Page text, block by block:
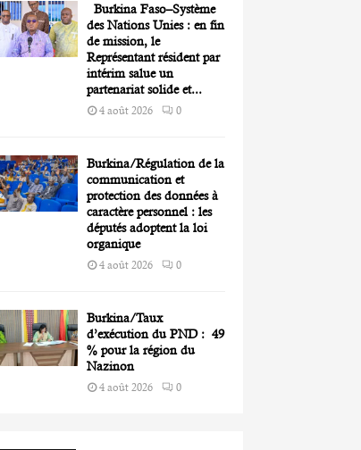
Burkina Faso–Système
des Nations Unies : en fin
de mission, le
Représentant résident par
intérim salue un
partenariat solide et...
4 août 2026 0
Burkina/Régulation de la
communication et
protection des données à
caractère personnel : les
députés adoptent la loi
organique
4 août 2026 0
Burkina/Taux
d’exécution du PND : 49
% pour la région du
Nazinon
4 août 2026 0